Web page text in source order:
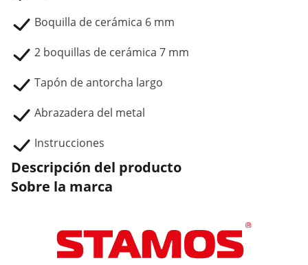
Boquilla de cerámica 6 mm
2 boquillas de cerámica 7 mm
Tapón de antorcha largo
Abrazadera del metal
Instrucciones
Descripción del producto
Sobre la marca